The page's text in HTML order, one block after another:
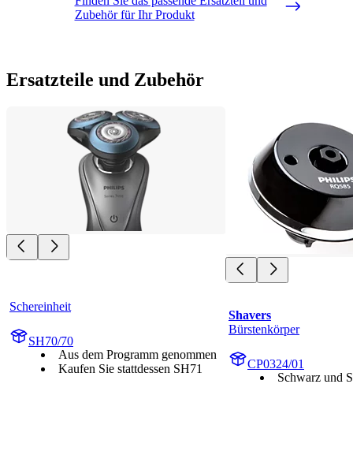
Zubehör für Ihr Produkt
Ersatzteile und Zubehör
Schereinheit
SH70/70
Aus dem Programm genommen
Kaufen Sie stattdessen SH71
Shavers
Bürstenkörper
CP0324/01
Schwarz und